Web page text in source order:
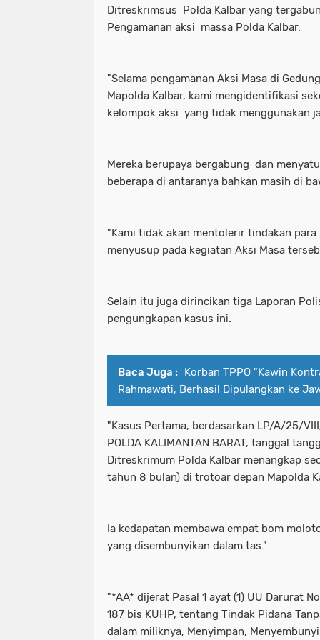
Ditreskrimsus Polda Kalbar yang
Pengamanan aksi massa Polda Kalbar.
"Selama pengamanan Aksi Masa di
Mapolda Kalbar, kami mengidentifikasi
kelompok aksi yang tidak menggunakan
Mereka berupaya bergabung dan
beberapa di antaranya bahkan masih di
"Kami tidak akan mentolerir tindakan
menyusup pada kegiatan Aksi Masa
​Selain itu juga dirincikan tiga Laporan
pengungkapan kasus ini.
Baca Juga :
Korban TPPO "Kawin
Rahmawati, Berhasil Dipulangkan ke
"​Kasus Pertama, berdasarkan LP/A/25/
POLDA KALIMANTAN BARAT, tanggal
Ditreskrimum Polda Kalbar menangkap
tahun 8 bulan) di trotoar depan Mapolda
Ia kedapatan membawa empat bom
yang disembunyikan dalam tas."
"*AA* dijerat Pasal 1 ayat (1) UU Darurat
187 bis KUHP, tentang Tindak Pidana
dalam miliknya, Menyimpan,